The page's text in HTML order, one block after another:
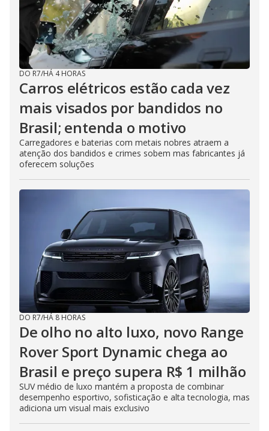
DO R7/HÁ 4 HORAS
Carros elétricos estão cada vez
mais visados por bandidos no
Brasil; entenda o motivo
Carregadores e baterias com metais nobres atraem a
atenção dos bandidos e crimes sobem mas fabricantes já
oferecem soluções
DO R7/HÁ 8 HORAS
De olho no alto luxo, novo Range
Rover Sport Dynamic chega ao
Brasil e preço supera R$ 1 milhão
SUV médio de luxo mantém a proposta de combinar
desempenho esportivo, sofisticação e alta tecnologia, mas
adiciona um visual mais exclusivo